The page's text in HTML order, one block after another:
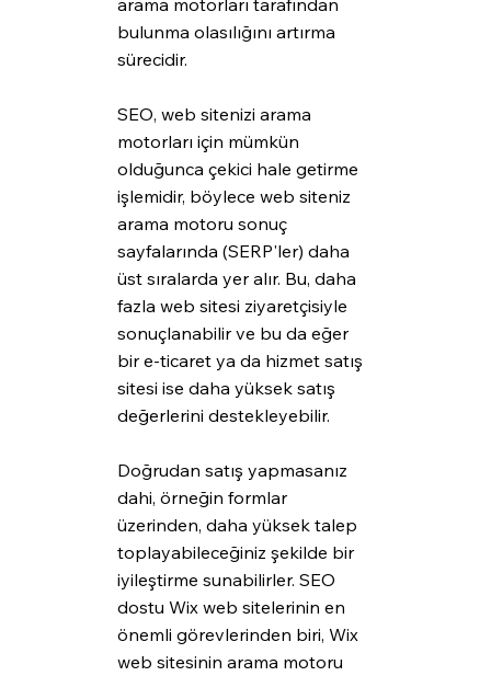
bulunma olasılığını artırma
sürecidir.
SEO, web sitenizi arama
motorları için mümkün
olduğunca çekici hale getirme
işlemidir, böylece web siteniz
arama motoru sonuç
sayfalarında (SERP'ler) daha
üst sıralarda yer alır. Bu, daha
fazla web sitesi ziyaretçisiyle
sonuçlanabilir ve bu da eğer
bir e-ticaret ya da hizmet satış
sitesi ise daha yüksek satış
değerlerini destekleyebilir.
Doğrudan satış yapmasanız
dahi, örneğin formlar
üzerinden, daha yüksek talep
toplayabileceğiniz şekilde bir
iyileştirme sunabilirler. SEO
dostu Wix web sitelerinin en
önemli görevlerinden biri, Wix
web sitesinin arama motoru